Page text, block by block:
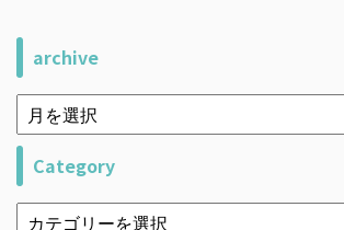
archive
Category